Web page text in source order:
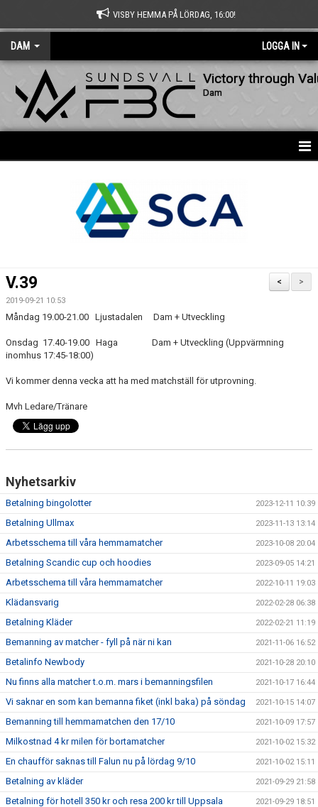
VISBY HEMMA PÅ LÖRDAG, 16:00!
DAM LOGGA IN
Victory through
Dam
TRUPPEN
BILDGALLERI
BETALNINGSINFORMATION
>
<
V.39
2019-09-21 10:53
Måndag 19.00-21.00 Ljustadalen Dam + Utveckling
Onsdag 17.40-19.00 Haga Dam + Utveckling (Uppvärmning
inomhus 17:45-18:00)
Vi kommer denna vecka att ha med matchställ för utprovning.
Mvh Ledare/Tränare
Nyhetsarkiv
Betalning bingolotter 2023-12-11 10:39
Betalning Ullmax 2023-11-13 13:14
Arbetsschema till våra hemmamatcher 2023-10-08 20:04
Betalning Scandic cup och hoodies 2023-09-05 14:21
Arbetsschema till våra hemmamatcher 2022-10-11 19:03
Klädansvarig 2022-02-28 06:38
Betalning Kläder 2022-02-21 11:19
Bemanning av matcher - fyll på när ni kan 2021-11-06 16:52
Betalinfo Newbody 2021-10-28 20:10
Nu finns alla matcher t.o.m. mars i bemanningsfilen 2021-10-17 16:44
Vi saknar en som kan bemanna fiket (inkl baka) på söndag 2021-10-15 14:07
Bemanning till hemmamatchen den 17/10 2021-10-09 17:57
Milkostnad 4 kr milen för bortamatcher 2021-10-02 15:32
En chaufför saknas till Falun nu på lördag 9/10 2021-10-02 15:11
Betalning av kläder 2021-09-29 21:58
Betalning för hotell 350 kr och resa 200 kr till Uppsala 2021-09-29 18:51